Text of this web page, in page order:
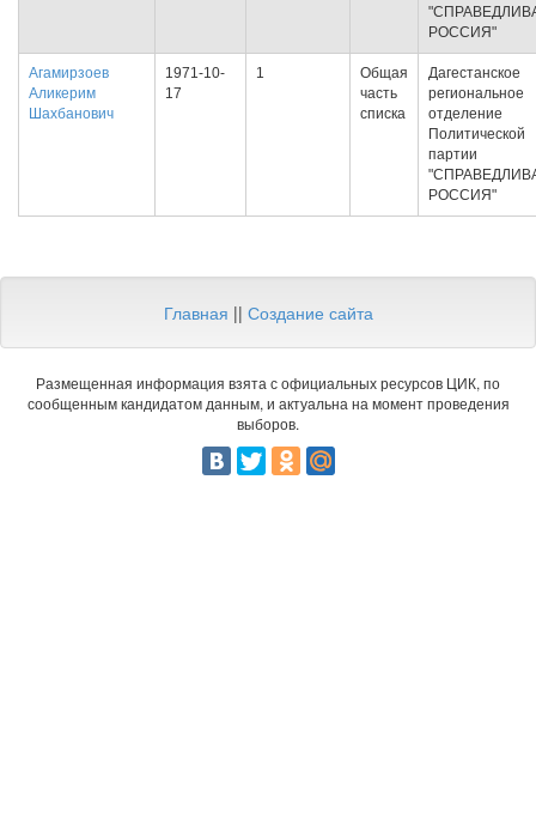
РОССИЯ"
Агамирзоев
Аликерим
Шахбанович
1971-10-
17
1
Общая
часть
списка
Дагестанское
региональное
отделение
Политической
партии
РОССИЯ"
Главная || Создание сайта
Размещенная информация взята с официальных ресурсов ЦИК, по
сообщенным кандидатом данным, и актуальна на момент проведения
выборов.